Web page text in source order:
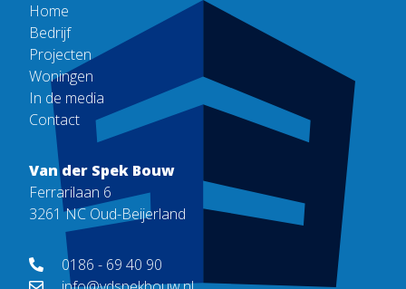
Home
Bedrijf
Projecten
Woningen
In de media
Contact
Van der Spek Bouw
Ferrarilaan 6
3261 NC Oud-Beijerland
0186 - 69 40 90